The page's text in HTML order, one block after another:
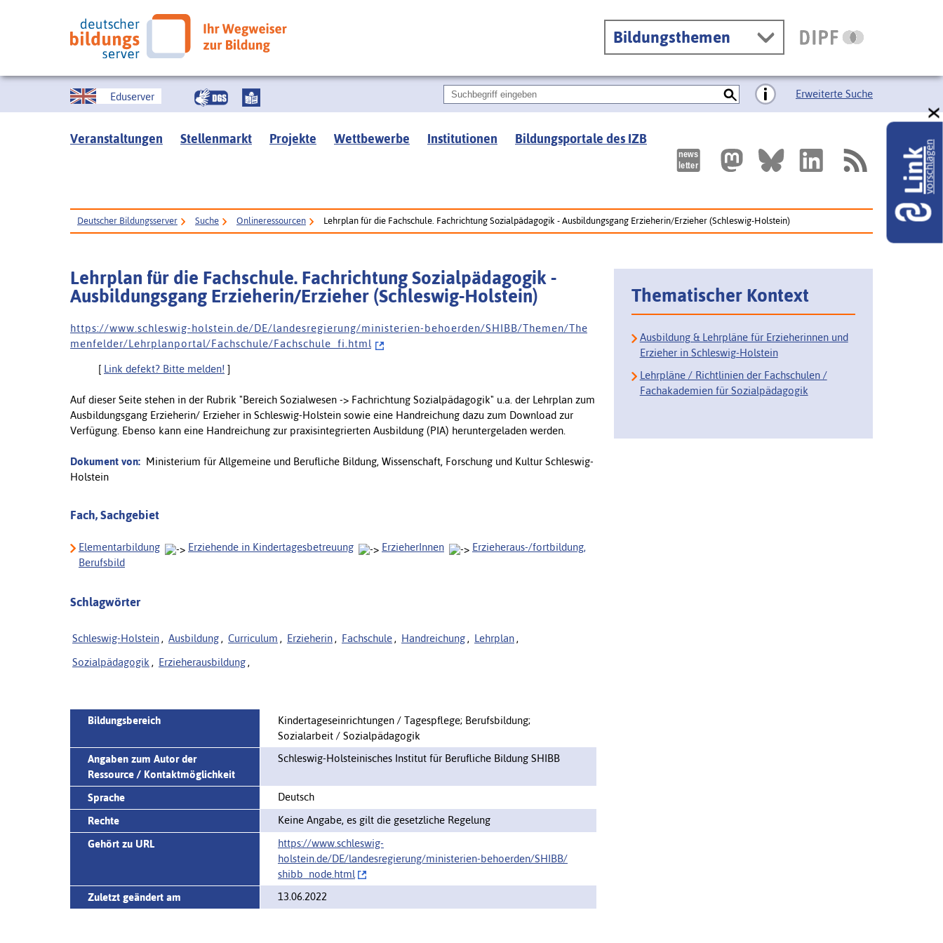
Bildungsthemen
Eduserver Erweiterte Suche
Veranstaltungen Stellenmarkt Projekte Wettbewerbe Institutionen Bildungsportale des IZB
Deutscher Bildungsserver Suche Onlineressourcen Lehrplan für die Fachschule. Fachrichtung Sozialpädagogik - Ausbildungsgang Erzieherin/Erzieher (Schleswig-Holstein)
Lehrplan für die Fachschule. Fachrichtung Sozialpädagogik -
Ausbildungsgang Erzieherin/Erzieher (Schleswig-Holstein)
h t t p s : / / w w w . s c h l e s w i g - h o l s t e i n . d e / D E / l a n d e s r e g i e r u n g / m i n i s t e r i e n - b e h o e r d e n / S H I B B / T h e m e n / T h e
m e n f e l d e r / L e h r p l a n p o r t a l / F a c h s c h u l e / F a c h s c h u l e _ f i . h t m l
[ Link defekt? Bitte melden! ]
Auf dieser Seite stehen in der Rubrik "Bereich Sozialwesen -> Fachrichtung Sozialpädagogik" u.a. der Lehrplan zum
Ausbildungsgang Erzieherin/ Erzieher in Schleswig-Holstein sowie eine Handreichung dazu zum Download zur
Verfügung. Ebenso kann eine Handreichung zur praxisintegrierten Ausbildung (PIA) heruntergeladen werden.
Dokument von: Ministerium für Allgemeine und Berufliche Bildung, Wissenschaft, Forschung und Kultur Schleswig-
Holstein
Fach, Sachgebiet
Elementarbildung Erziehende in Kindertagesbetreuung ErzieherInnen
Erzieheraus-/fortbildung,
Berufsbild
Schlagwörter
Schleswig-Holstein , Ausbildung , Curriculum , Erzieherin , Fachschule , Handreichung , Lehrplan ,
Sozialpädagogik , Erzieherausbildung ,
Bildungsbereich
Kindertageseinrichtungen / Tagespflege; Berufsbildung;
Sozialarbeit / Sozialpädagogik
Angaben zum Autor der
Ressource / Kontaktmöglichkeit
Schleswig-Holsteinisches Institut für Berufliche Bildung SHIBB
Sprache
Deutsch
Rechte
Keine Angabe, es gilt die gesetzliche Regelung
Gehört zu URL
https://www.schleswig-
holstein.de/DE/landesregierung/ministerien-behoerden/SHIBB/‌
shibb_node.html
Zuletzt geändert am
13.06.2022
Thematischer Kontext
Ausbildung & Lehrpläne für Erzieherinnen und
Erzieher in Schleswig-Holstein
Lehrpläne / Richtlinien der Fachschulen /
Fachakademien für Sozialpädagogik
Linkvorschlagen